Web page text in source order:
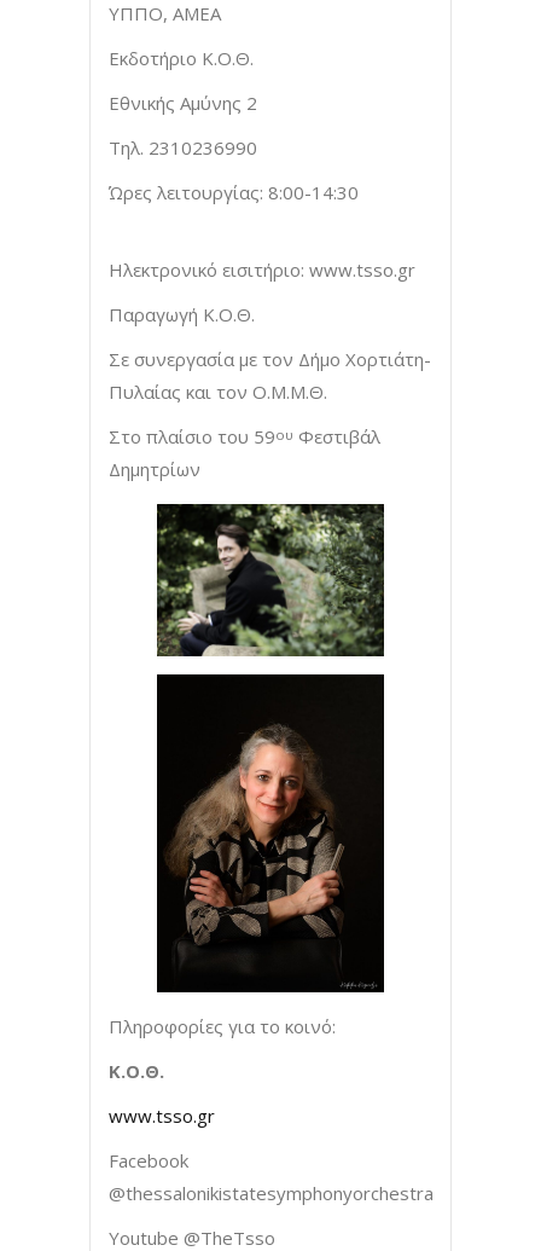
ΥΠΠΟ, ΑΜΕΑ
Εκδοτήριο Κ.Ο.Θ.
Εθνικής Αμύνης 2
Τηλ. 2310236990
Ώρες λειτουργίας: 8:00-14:30
Ηλεκτρονικό εισιτήριο: www.tsso.gr
Παραγωγή Κ.Ο.Θ.
Σε συνεργασία με τον Δήμο Χορτιάτη-
Πυλαίας και τον Ο.Μ.Μ.Θ.
Στο πλαίσιο του 59ου Φεστιβάλ
Δημητρίων
Πληροφορίες για το κοινό:
Κ.Ο.Θ.
www.tsso.gr
Facebook
@thessalonikistatesymphonyorchestra
Youtube @TheTsso